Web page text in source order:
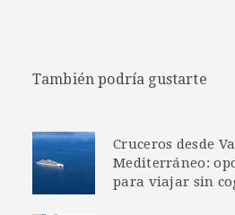
También podría gustarte
Cruceros desde
Mediterráneo:
para viajar sin